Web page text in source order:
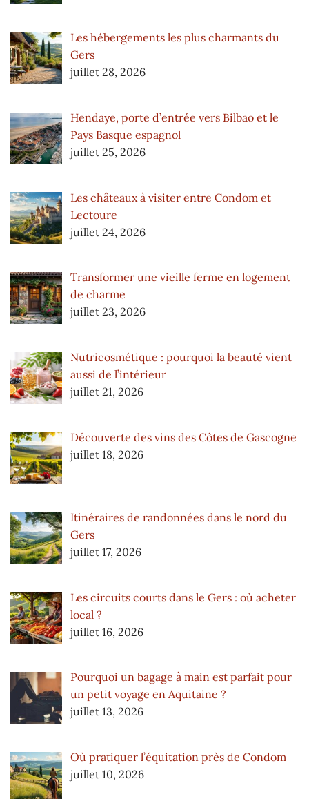
Les hébergements les plus charmants du
Gers
juillet 28, 2026
Hendaye, porte d’entrée vers Bilbao et le
Pays Basque espagnol
juillet 25, 2026
Les châteaux à visiter entre Condom et
Lectoure
juillet 24, 2026
Transformer une vieille ferme en logement
de charme
juillet 23, 2026
Nutricosmétique : pourquoi la beauté vient
aussi de l’intérieur
juillet 21, 2026
Découverte des vins des Côtes de Gascogne
juillet 18, 2026
Itinéraires de randonnées dans le nord du
Gers
juillet 17, 2026
Les circuits courts dans le Gers : où acheter
local ?
juillet 16, 2026
Pourquoi un bagage à main est parfait pour
un petit voyage en Aquitaine ?
juillet 13, 2026
Où pratiquer l’équitation près de Condom
juillet 10, 2026